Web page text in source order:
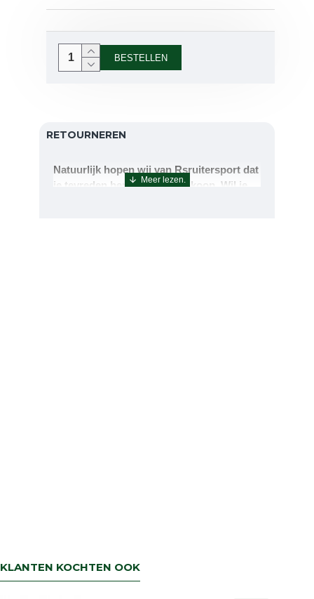
BESTELLEN
RETOURNEREN
Natuurlijk hopen wij van Rsruitersport dat
je tevreden bent met uw aankoop. Wil je
KLANTEN KOCHTEN OOK